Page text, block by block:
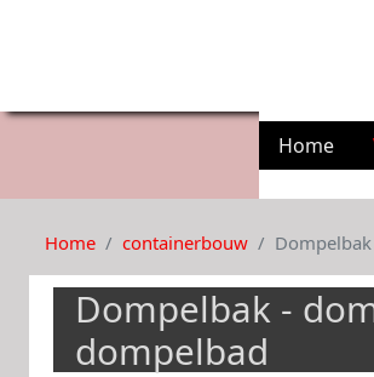
Home
Home containerbouw
Dompelbak -
dompelbad